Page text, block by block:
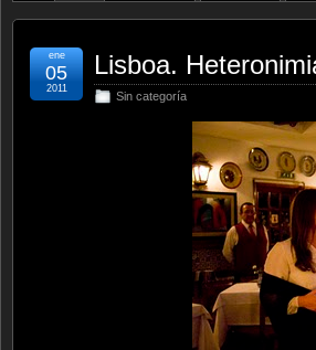
Lisboa.
Sin categoría
ene
05
2011